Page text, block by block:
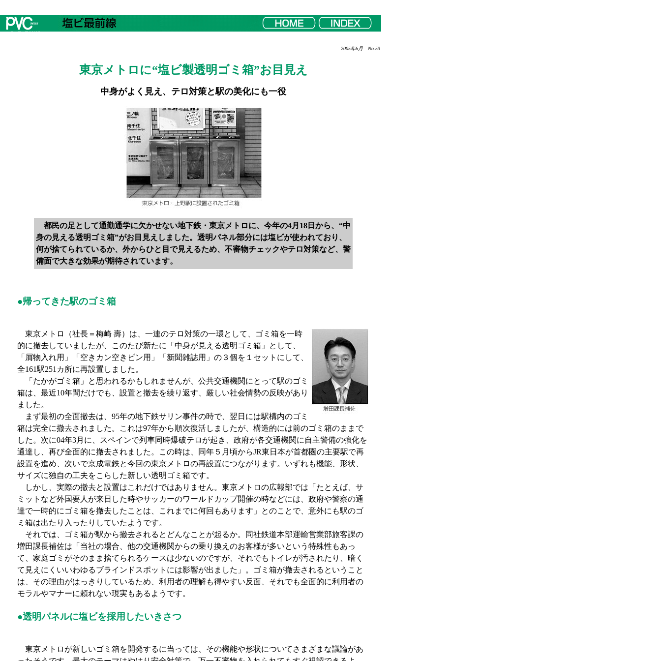
2005年6月 No.53
東京メトロに“塩ビ製透明ゴミ箱”お目見え
中身がよく見え、テロ対策と駅の美化にも一役
都民の足として通勤通学に欠かせない地下鉄・東京メトロに、今年の4月18日から、“中
身の見える透明ゴミ箱”がお目見えしました。透明パネル部分には塩ビが使われており、
何が捨てられているか、外からひと目で見えるため、不審物チェックやテロ対策など、警
備面で大きな効果が期待されています。
●帰ってきた駅のゴミ箱
東京メトロ（社長＝梅崎 壽）は、一連のテロ対策の一環として、ゴミ箱を一時
的に撤去していましたが、このたび新たに「中身が見える透明ゴミ箱」として、
「屑物入れ用」「空きカン空きビン用」「新聞雑誌用」の３個を１セットにして、
全161駅251カ所に再設置しました。
「たかがゴミ箱」と思われるかもしれませんが、公共交通機関にとって駅のゴミ
箱は、最近10年間だけでも、設置と撤去を繰り返す、厳しい社会情勢の反映があり
ました。
まず最初の全面撤去は、95年の地下鉄サリン事件の時で、翌日には駅構内のゴミ
箱は完全に撤去されました。これは97年から順次復活しましたが、構造的には前のゴミ箱のままで
した。次に04年3月に、スペインで列車同時爆破テロが起き、政府が各交通機関に自主警備の強化を
通達し、再び全面的に撤去されました。この時は、同年５月頃からJR東日本が首都圏の主要駅で再
設置を進め、次いで京成電鉄と今回の東京メトロの再設置につながります。いずれも機能、形状、
サイズに独自の工夫をこらした新しい透明ゴミ箱です。
しかし、実際の撤去と設置はこれだけではありません。東京メトロの広報部では「たとえば、サ
ミットなど外国要人が来日した時やサッカーのワールドカップ開催の時などには、政府や警察の通
達で一時的にゴミ箱を撤去したことは、これまでに何回もあります」とのことで、意外にも駅のゴ
ミ箱は出たり入ったりしていたようです。
それでは、ゴミ箱が駅から撤去されるとどんなことが起るか。同社鉄道本部運輸営業部旅客課の
増田課長補佐は「当社の場合、他の交通機関からの乗り換えのお客様が多いという特殊性もあっ
て、家庭ゴミがそのまま捨てられるケースは少ないのですが、それでもトイレが汚されたり、暗く
て見えにくいいわゆるブラインドスポットには影響が出ました」。ゴミ箱が撤去されるということ
は、その理由がはっきりしているため、利用者の理解も得やすい反面、それでも全面的に利用者の
モラルやマナーに頼れない現実もあるようです。
●透明パネルに塩ビを採用したいきさつ
東京メトロが新しいゴミ箱を開発するに当っては、その機能や形状についてさまざまな議論があ